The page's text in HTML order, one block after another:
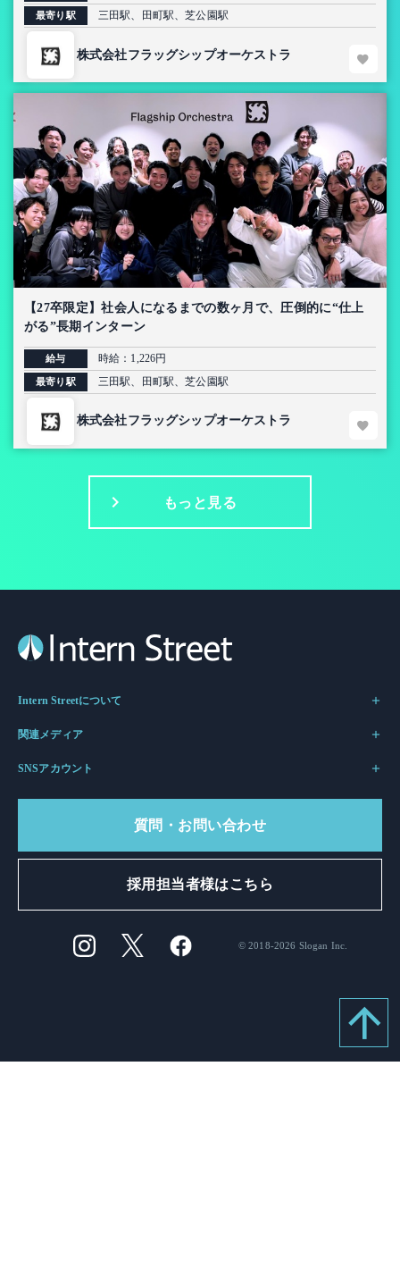
最寄り駅 三田駅、田町駅、芝公園駅
株式会社フラッグシップオーケストラ
【27卒限定】社会人になるまでの数ヶ月で、圧倒的に“仕上
がる”長期インターン
給与 時給：1,226円
最寄り駅 三田駅、田町駅、芝公園駅
株式会社フラッグシップオーケストラ
もっと見る
Intern Streetについて
関連メディア
SNSアカウント
質問・お問い合わせ
採用担当者様はこちら
© 2018-2026 Slogan Inc.